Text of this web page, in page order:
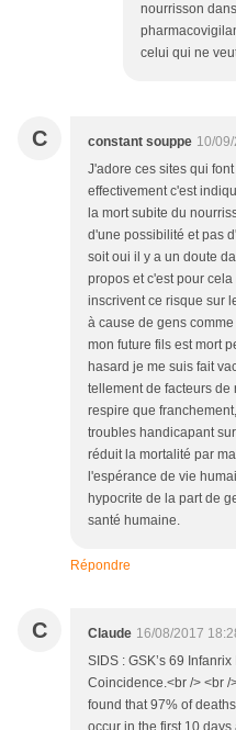
nourrisson
celui qui ne
C constant souppe 10/
J'adore ces sites qui
effectivement c'est
la mort subite du
d'une possibilité et pas
soit oui il y a un doute
propos et c'est pour
inscrivent ce risque sur
à cause de gens
mon future fils est mort
hasard je me suis fait
tellement de facteurs
respire que
troubles handicapant
réduit la mortalité par
l'espérance de vie
hypocrite de la part de
santé humaine.
Répondre
C Claude 16/08/2017
SIDS : GSK’s 69
Coincidence.<br /> <br /
found that 97% of
occur in the first 10